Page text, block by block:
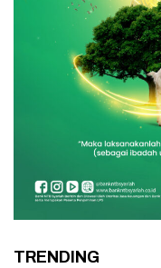
TRENDING